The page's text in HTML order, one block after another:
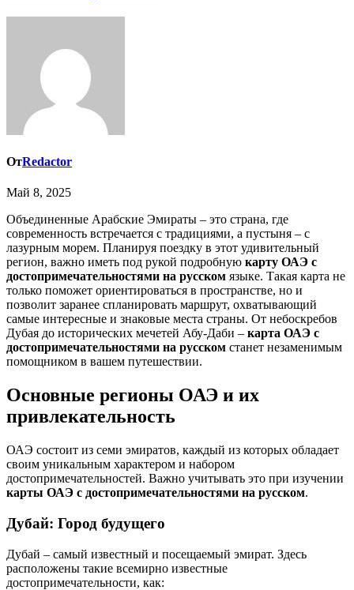
ОтRedactor
Май 8, 2025
Объединенные Арабские Эмираты – это страна, где
современность встречается с традициями, а пустыня – с
лазурным морем. Планируя поездку в этот удивительный
регион, важно иметь под рукой подробную карту ОАЭ с
достопримечательностями на русском языке. Такая карта не
только поможет ориентироваться в пространстве, но и
позволит заранее спланировать маршрут, охватывающий
самые интересные и знаковые места страны. От небоскребов
Дубая до исторических мечетей Абу-Даби – карта ОАЭ с
достопримечательностями на русском станет незаменимым
помощником в вашем путешествии.
Основные регионы ОАЭ и их
привлекательность
ОАЭ состоит из семи эмиратов, каждый из которых обладает
своим уникальным характером и набором
достопримечательностей. Важно учитывать это при изучении
карты ОАЭ с достопримечательностями на русском.
Дубай: Город будущего
Дубай – самый известный и посещаемый эмират. Здесь
расположены такие всемирно известные
достопримечательности, как: